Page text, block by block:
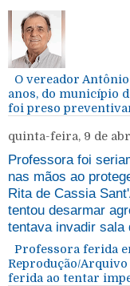
O vereador
anos, do município
foi preso
quinta-feira, 9 de
Professora foi
nas mãos ao
Rita de Cassia
tentou desarmar
tentava invadir sala
Professora ferida
Reprodução/
ferida ao tentar